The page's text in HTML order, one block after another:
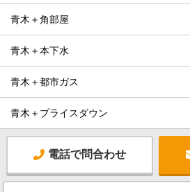
青木＋角部屋
青木＋本下水
青木＋都市ガス
青木＋プライスダウン
電話で問合わせ